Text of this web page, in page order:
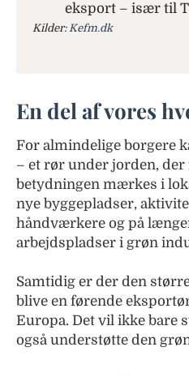
eksport – især til
Kilder:Kefm.dk
En del af vores
For almindelige borgere
– et rør under jorden,
betydningen mærkes i
nye byggepladser,
håndværkere og på
arbejdspladser i grøn
Samtidig er der den
blive en førende
Europa. Det vil ikke bare
også understøtte den